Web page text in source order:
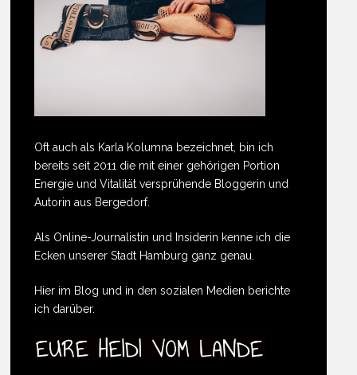
Oft auch als Karla Kolumna bezeichnet, bin ich
bereits seit 2011 die mit einer gehörigen Portion
Energie und Vitalität versprühende Bloggerin und
Autorin aus Bergedorf.
Als Online-Journalistin und Insiderin kenne ich die
Ecken unserer Stadt Hamburg ganz genau.
Hier im Blog und in den sozialen Medien berichte
ich darüber.